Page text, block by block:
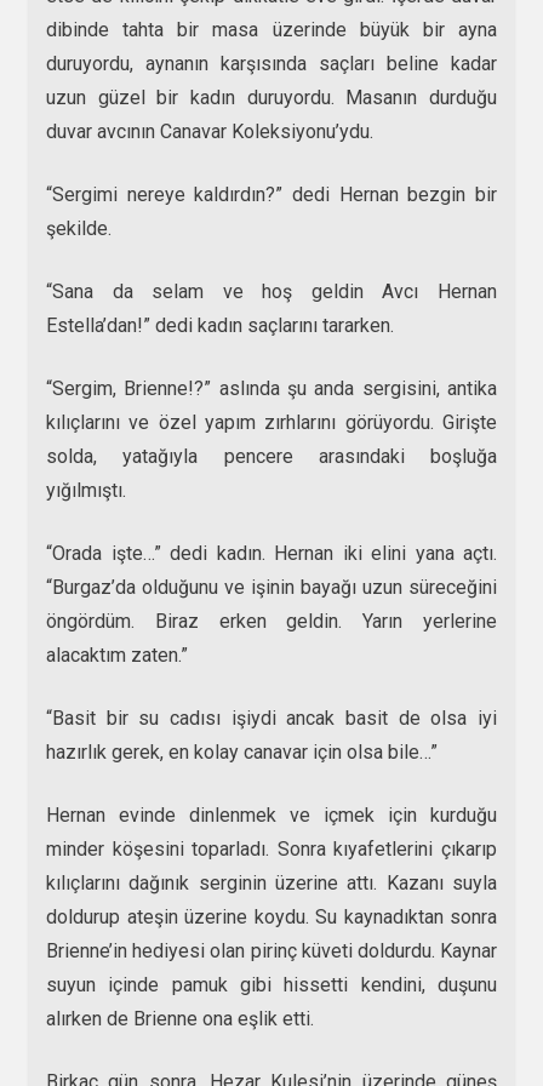
dibinde tahta bir masa üzerinde büyük bir ayna
duruyordu, aynanın karşısında saçları beline kadar
uzun güzel bir kadın duruyordu. Masanın durduğu
duvar avcının Canavar Koleksiyonu’ydu.
“Sergimi nereye kaldırdın?” dedi Hernan bezgin bir
şekilde.
“Sana da selam ve hoş geldin Avcı Hernan
Estella’dan!” dedi kadın saçlarını tararken.
“Sergim, Brienne!?” aslında şu anda sergisini, antika
kılıçlarını ve özel yapım zırhlarını görüyordu. Girişte
solda, yatağıyla pencere arasındaki boşluğa
yığılmıştı.
“Orada işte…” dedi kadın. Hernan iki elini yana açtı.
“Burgaz’da olduğunu ve işinin bayağı uzun süreceğini
öngördüm. Biraz erken geldin. Yarın yerlerine
alacaktım zaten.”
“Basit bir su cadısı işiydi ancak basit de olsa iyi
hazırlık gerek, en kolay canavar için olsa bile…”
Hernan evinde dinlenmek ve içmek için kurduğu
minder köşesini toparladı. Sonra kıyafetlerini çıkarıp
kılıçlarını dağınık serginin üzerine attı. Kazanı suyla
doldurup ateşin üzerine koydu. Su kaynadıktan sonra
Brienne’in hediyesi olan pirinç küveti doldurdu. Kaynar
suyun içinde pamuk gibi hissetti kendini, duşunu
alırken de Brienne ona eşlik etti.